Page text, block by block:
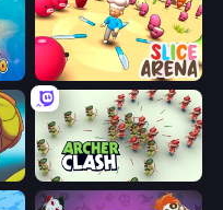
Slice Arena
Archer Clash